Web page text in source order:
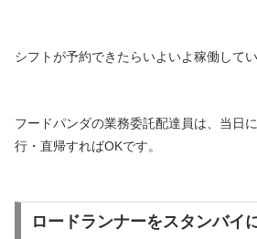
シフトが予約できたらいよいよ稼働してい
フードパンダの業務委託配達員は、当日
行・直帰すればOKです。
ロードランナーをスタンバイ